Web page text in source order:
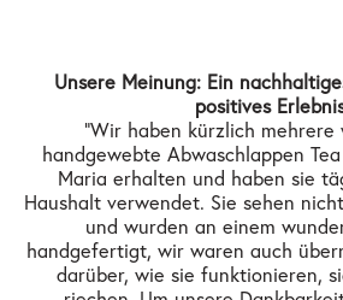
Unsere Meinung: Ein
positives
"Wir haben kürzlich mehrere
handgewebte Abwaschlappen
Maria erhalten und haben sie
Haushalt verwendet. Sie sehen
und wurden an einem
handgefertigt, wir waren auch
darüber, wie sie funktionieren,